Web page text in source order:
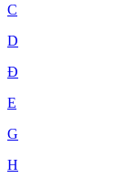
C
D
Đ
E
G
H